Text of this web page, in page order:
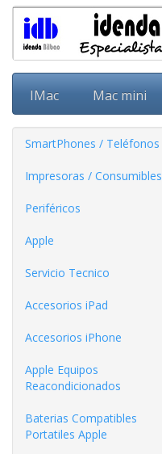
IMac Mac mini
SmartPhones / Teléfonos
Impresoras / Consumibles
Periféricos
Apple
Servicio Tecnico
Accesorios iPad
Accesorios iPhone
Apple Equipos
Reacondicionados
Baterias Compatibles
Portatiles Apple